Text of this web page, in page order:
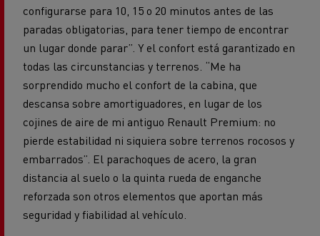
configurarse para 10, 15 o 20 minutos antes de las
paradas obligatorias, para tener tiempo de encontrar
un lugar donde parar”. Y el confort está garantizado en
todas las circunstancias y terrenos. “Me ha
sorprendido mucho el confort de la cabina, que
descansa sobre amortiguadores, en lugar de los
cojines de aire de mi antiguo Renault Premium: no
pierde estabilidad ni siquiera sobre terrenos rocosos y
embarrados”. El parachoques de acero, la gran
distancia al suelo o la quinta rueda de enganche
reforzada son otros elementos que aportan más
seguridad y fiabilidad al vehículo.